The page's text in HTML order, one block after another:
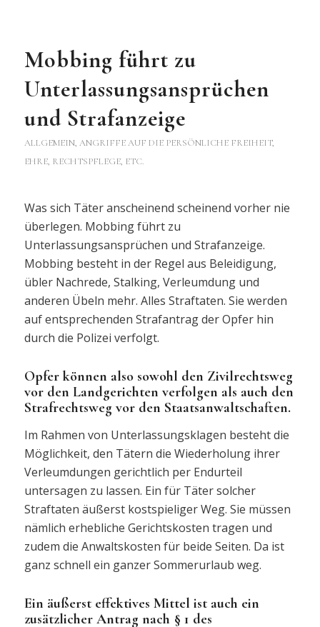
Mobbing führt zu
Unterlassungsansprüchen
und Strafanzeige
ALLGEMEIN, ANGRIFFE AUF DIE PERSÖNLICHE FREIHEIT,
EHRE, RECHTSPFLEGE, ETC.
Was sich Täter anscheinend scheinend vorher nie
überlegen. Mobbing führt zu
Unterlassungsansprüchen und Strafanzeige.
Mobbing besteht in der Regel aus Beleidigung,
übler Nachrede, Stalking, Verleumdung und
anderen Übeln mehr. Alles Straftaten. Sie werden
auf entsprechenden Strafantrag der Opfer hin
durch die Polizei verfolgt.
Opfer können also sowohl den Zivilrechtsweg
vor den Landgerichten verfolgen als auch den
Strafrechtsweg vor den Staatsanwaltschaften.
Im Rahmen von Unterlassungsklagen besteht die
Möglichkeit, den Tätern die Wiederholung ihrer
Verleumdungen gerichtlich per Endurteil
untersagen zu lassen. Ein für Täter solcher
Straftaten äußerst kostspieliger Weg. Sie müssen
nämlich erhebliche Gerichtskosten tragen und
zudem die Anwaltskosten für beide Seiten. Da ist
ganz schnell ein ganzer Sommerurlaub weg.
Ein äußerst effektives Mittel ist auch ein
zusätzlicher Antrag nach § 1 des